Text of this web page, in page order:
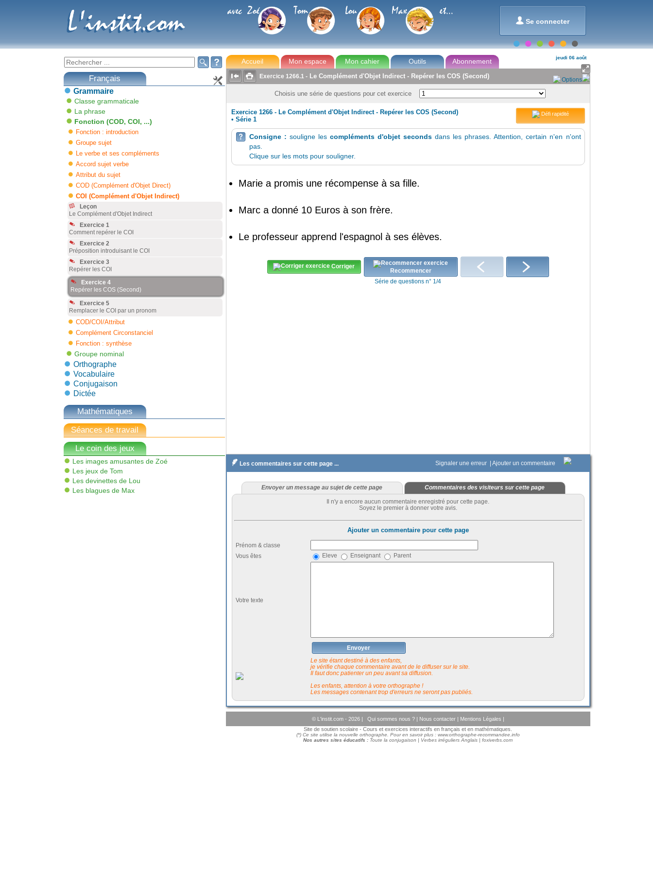
 Se connecter
L'instit.com
L'instit.com avec Zoé Tom Lou Max et...
 

Français
Grammaire
Classe grammaticale
La phrase
Fonction (COD, COI, ...)
Fonction : introduction
Groupe sujet
Le verbe et ses compléments
Accord sujet verbe
Attribut du sujet
COD (Complément d'Objet Direct)
COI (Complément d'Objet Indirect)
Leçon
Le Complément d'Objet Indirect
Exercice 1
Comment repérer le COI
Exercice 2
Préposition introduisant le COI
Exercice 3
Repérer les COI
Exercice 4
Repérer les COS (Second)
Exercice 5
Remplacer le COI par un pronom
COD/COI/Attribut
Complément Circonstanciel
Fonction : synthèse
Groupe nominal
Orthographe
Vocabulaire
Conjugaison
Dictée
Mathématiques
Séances de travail
Le coin des jeux
Les images amusantes de Zoé
Les jeux de Tom
Les devinettes de Lou
Les blagues de Max
Accueil Mon espace Mon cahier Outils Abonnement jeudi 06 août

  Exercice 1266.1- Le Complément d'Objet Indirect - Repérer les COS (Second) Options
Choisis une série de questions pour cet exercice
Défi rapidité
Exercice 1266 - Le Complément d'Objet Indirect - Repérer les COS (Second)
• Série 1
 Consigne : souligne les compléments d'objet secondsdans les phrases. Attention, certain n'en n'ont
pas.
Clique sur les mots pour souligner.
Marie a promis une récompense à sa fille.
Marc a donné 10 Euros à son frère.
Le professeur apprend l'espagnol à ses élèves.
Corriger
Recommencer
Série de questions n° 1/4
 Les commentaires sur cette page ... Signaler une erreur Ajouter un commentaire
Envoyer un message au sujet de cette page Commentaires des visiteurs sur cette page
Il n'y a encore aucun commentaire enregistré pour cette page.
Soyez le premier à donner votre avis.
Ajouter un commentaire pour cette page
Prénom & classe
Vous êtes
Eleve Enseignant Parent
Votre texte
Envoyer
Le site étant destiné à des enfants,
je vérifie chaque commentaire avant de le diffuser sur le site.
Il faut donc patienter un peu avant sa diffusion.
Les enfants, attention à votre orthographe !
Les messages contenant trop d'erreurs ne seront pas publiés.
© L'instit.com - 2026 | Qui sommes nous ? Nous contacter Mentions Légales
Site de soutien scolaire - Cours et exercices interactifs en français et en mathématiques.
(*) Ce site utilise la nouvelle orthographe. Pour en savoir plus : www.orthographe-recommandee.info
Nos autres sites éducatifs : Toute la conjugaison | Verbes irréguliers Anglais | foxiverbs.com